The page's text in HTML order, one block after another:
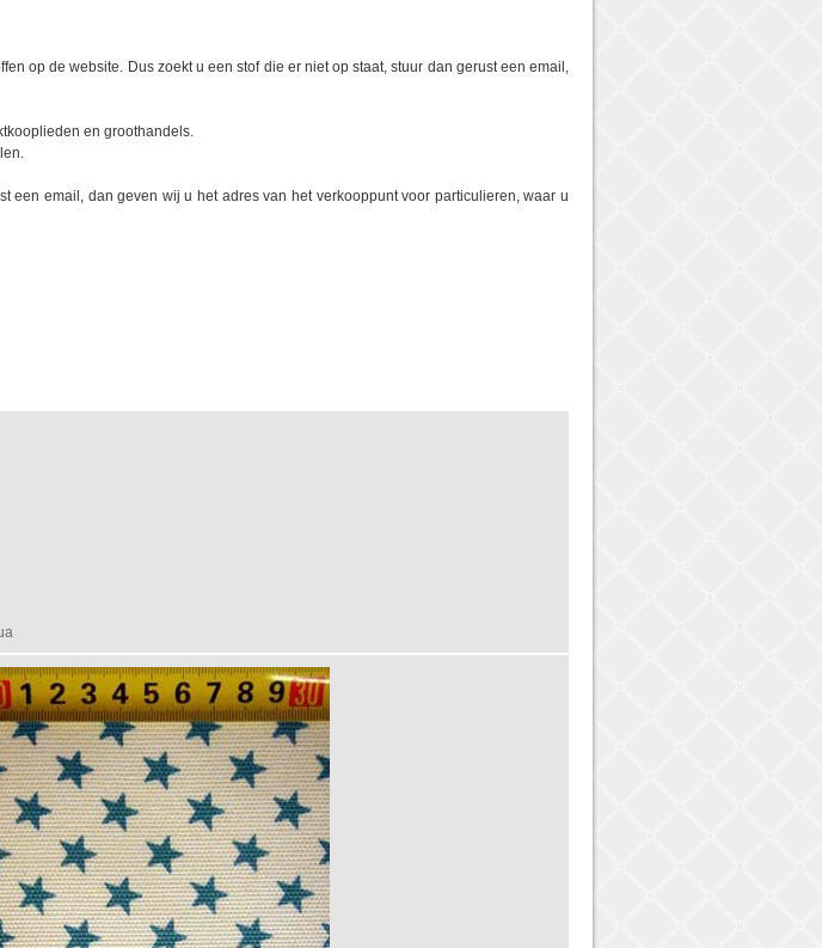
op de website. Dus zoekt u een stof die er niet op staat, stuur dan gerust een email,
en groothandels.
een email, dan geven wij u het adres van het verkooppunt voor particulieren, waar u